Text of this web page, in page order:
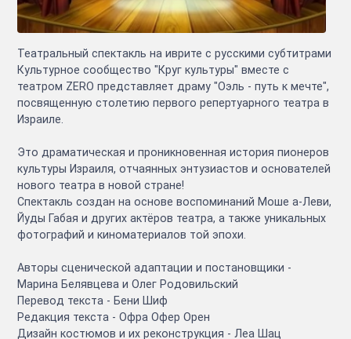
Театральный спектакль на иврите с русскими субтитрами
Культурное сообщество "Круг культуры" вместе с
театром ZERO представляет драму "Оэль - путь к мечте",
посвященную столетию первого репертуарного театра в
Израиле.
Это драматическая и проникновенная история пионеров
культуры Израиля, отчаянных энтузиастов и основателей
нового театра в новой стране!
Спектакль создан на основе воспоминаний Моше а-Леви,
Йуды Габая и других актёров театра, а также уникальных
фотографий и киноматериалов той эпохи.
Авторы сценической адаптации и постановщики -
Марина Белявцева и Олег Родовильский
Перевод текста - Бени Шиф
Редакция текста - Офра Офер Орен
Дизайн костюмов и их реконструкция - Леа Шац